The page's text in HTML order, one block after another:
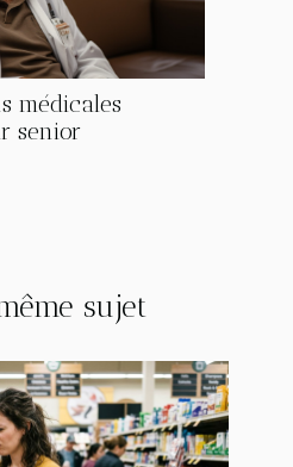
médicales
senior
sujet